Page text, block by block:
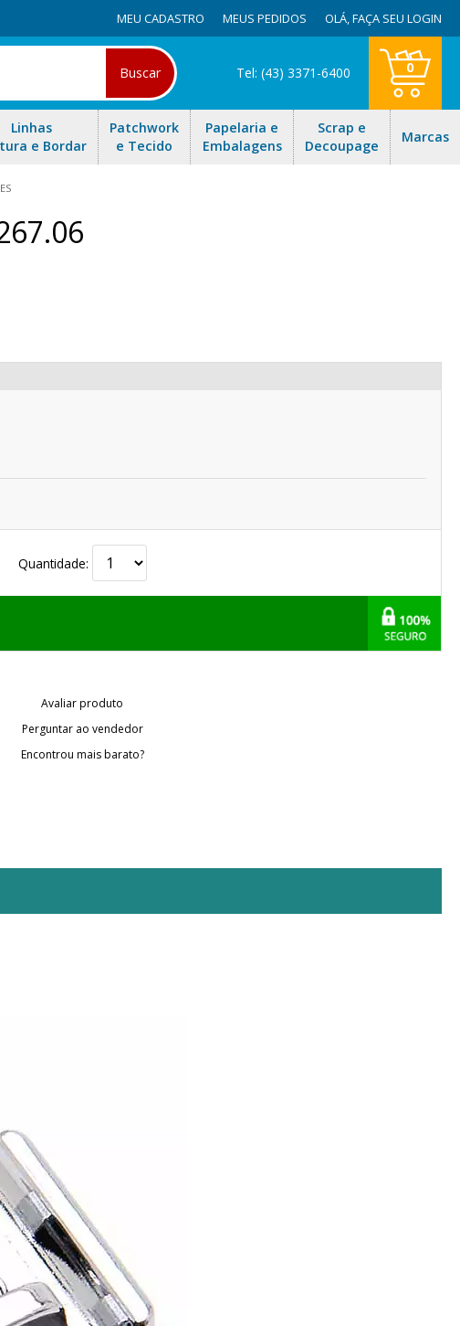
MEU CADASTRO MEUS PEDIDOS OLÁ,FAÇA SEU LOGIN
Buscar Tel: (43) 3371-6400 0
Linhas
e Bordar
Patchwork
e Tecido
Papelaria e
Embalagens
Scrap e
Decoupage
Marcas
Quantidade:
Avaliar produto
Perguntar ao vendedor
Encontrou mais barato?